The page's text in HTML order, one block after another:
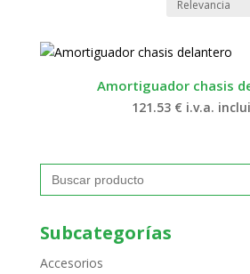
Amortiguador chasis
121.53 € i.v.a.
Buscar:
Subcategorías
Accesorios